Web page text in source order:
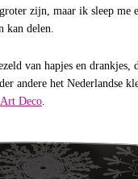
zijn, maar ik sleep me
kan delen.
van hapjes en drankjes,
andere het Nederlandse
Art Deco